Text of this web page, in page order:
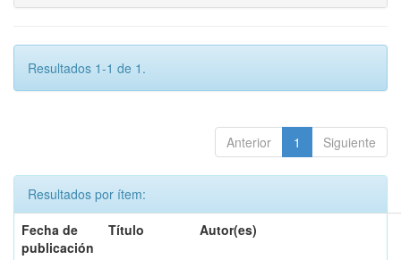
Resultados 1-1 de 1.
Anterior 1 Siguiente
Resultados por ítem:
Fecha de
publicación
Título Autor(es)